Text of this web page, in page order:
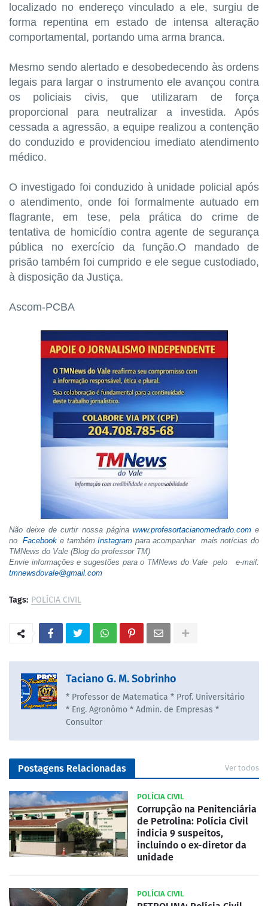
localizado no endereço vinculado a ele, surgiu de
forma repentina em estado de intensa alteração
comportamental, portando uma arma branca.
Mesmo sendo alertado e desobedecendo às ordens
legais para largar o instrumento ele avançou contra
os policiais civis, que utilizaram de força
proporcional para neutralizar a investida. Após
cessada a agressão, a equipe realizou a contenção
do conduzido e providenciou imediato atendimento
médico.
O investigado foi conduzido à unidade policial após
o atendimento, onde foi formalmente autuado em
flagrante, em tese, pela prática do crime de
tentativa de homicídio contra agente de segurança
pública no exercício da função.O mandado de
prisão também foi cumprido e ele segue custodiado,
à disposição da Justiça.
Ascom-PCBA
Não deixe de curtir nossa página www.profesortacianomedrado.come
noFacebook e tambémInstagram para acompanhar mais notícias do
TMNews do Vale (Blog do professor TM)
Envie informações e sugestões para o TMNews do Vale pelo e-mail:
tmnewsdovale@gmail.com
Tags: POLÍCIA CIVIL
Taciano G. M. Sobrinho
* Professor de Matematica * Prof. Universitário
* Eng. Agronômo * Admin. de Empresas *
Consultor
Postagens Relacionadas Ver todos
POLÍCIA CIVIL
Corrupção na Penitenciária
de Petrolina: Polícia Civil
indicia 9 suspeitos,
incluindo o ex-diretor da
unidade
POLÍCIA CIVIL